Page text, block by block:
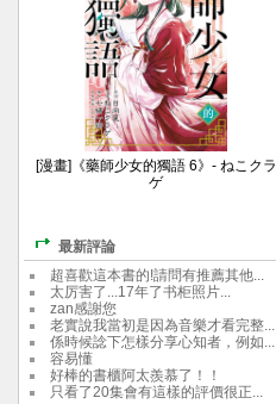
[漫畫]《藥師少女的獨語 6》- ねこクラ
ゲ
最新評論
超喜歡這本書的!請問有推薦其他...
太厉害了...17年了书柜照片...
zan感謝您
老實說我當初是因為音樂才看完整...
係時候諗下怎樣分享心知者，例如...
容易懂
好棒的書櫃阿太羨慕了！！
只看了20集會有這樣的評價很正...